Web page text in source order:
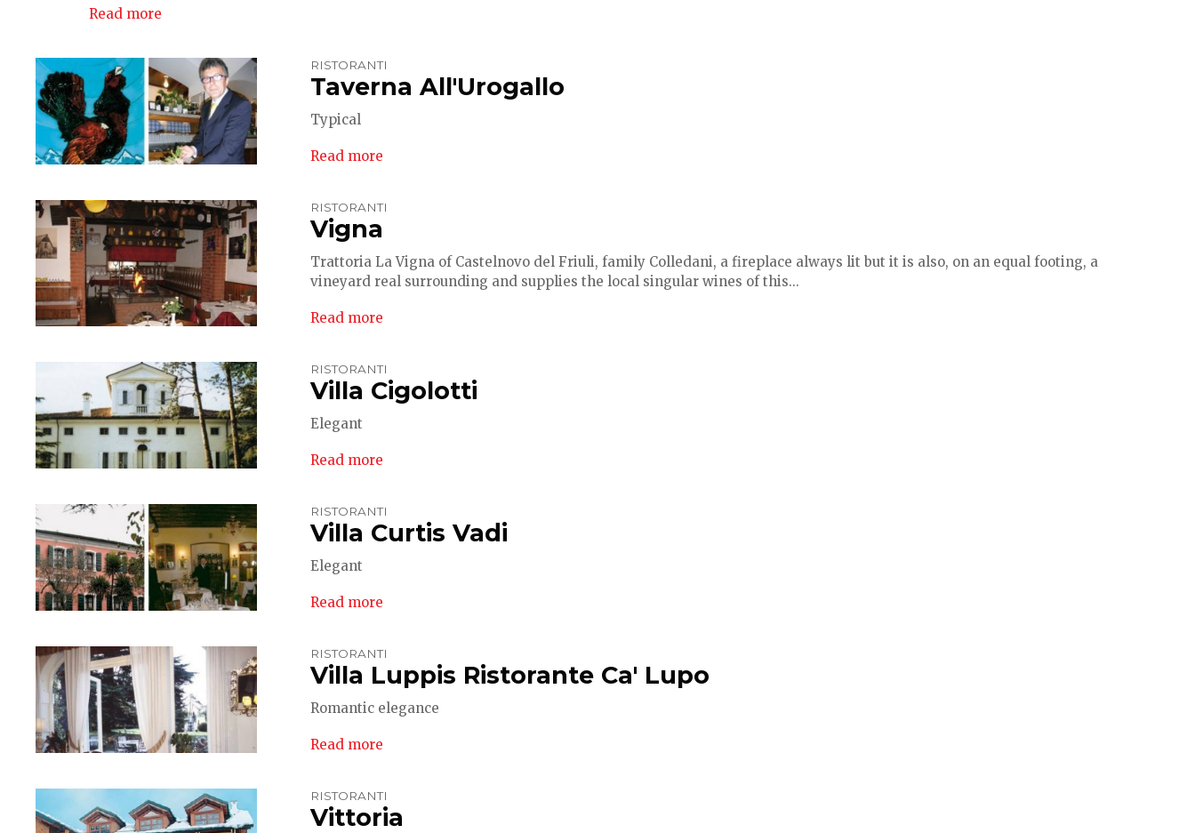
Read more
RISTORANTI
Taverna All'Urogallo
Typical
Read more
RISTORANTI
Vigna
Trattoria La Vigna of Castelnovo del Friuli, family Colledani, a fireplace always lit but it is also, on an equal footing, a
vineyard real surrounding and supplies the local singular wines of this...
Read more
RISTORANTI
Villa Cigolotti
Elegant
Read more
RISTORANTI
Villa Curtis Vadi
Elegant
Read more
RISTORANTI
Villa Luppis Ristorante Ca' Lupo
Romantic elegance
Read more
RISTORANTI
Vittoria